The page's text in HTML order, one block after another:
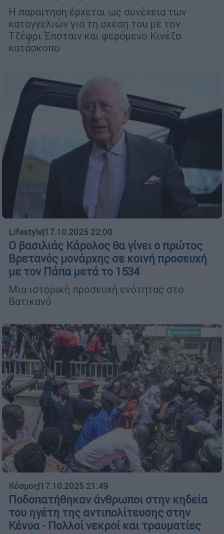
Η παραίτηση έρχεται ως συνέχεια των
καταγγελιών για τη σχέση του με τον
Τζέφρι Έπσταιν και φερόμενο Κινέζο
κατάσκοπο
Lifestyle|17.10.2025 22:00
Ο βασιλιάς Κάρολος θα γίνει ο πρώτος
Βρετανός μονάρχης σε κοινή προσευχή
με τον Πάπα μετά το 1534
Μια ιστορική προσευχή ενότητας στο
Βατικανό
Κόσμος|17.10.2025 21:49
Ποδοπατήθηκαν άνθρωποι στην κηδεία
του ηγέτη της αντιπολίτευσης στην
Κένυα - Πολλοί νεκροί και τραυματίες